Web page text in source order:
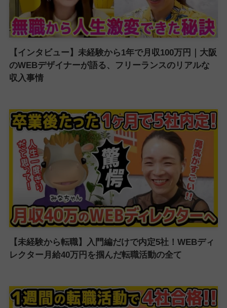
【インタビュー】未経験から1年で月収100万円｜大阪
のWEBデザイナーが語る、フリーランスのリアルな
収入事情
【未経験から転職】入門編だけで内定5社！WEBディ
レクター月給40万円を掴んだ転職活動の全て